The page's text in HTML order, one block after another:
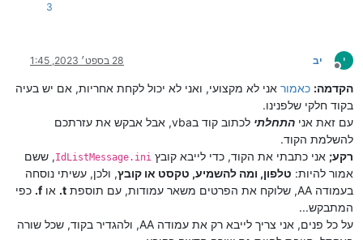
3
י
מנותק
יב 28 בספט׳ 2023, 1:45
הקדמה: כאמור אני לא מקצועי, ואני לא יכול לקחת אחריות, אם יש בעיה
בקוד חלקי שלפנינו.
עם זאת אני התחלתי
לכתוב קוד בvba, אבל אבקש את עזרתכם
להשלמת הקוד.
רקע; אני כתבתי את הקוד, כדי לייבא קובץ IdListMessage.ini, ששם
אמור להיות: טלפון, ומה להשמיע, טקסט או קובץ, ולכן, עשיתי נוסחה
בעמודה AA, שלוקח את הפרטים משאר עמודות, עם תוספת
t. אוf. כפי
המתבקש...
על כל פנים, אני צריך לייבא רק את עמודה AA, ולהגדיר בקוד, שכל שורה